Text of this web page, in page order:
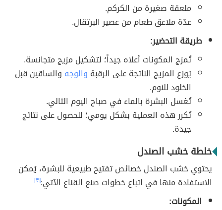
ملعقة صغيرة من الكركم.
عدّة ملاعق طعام من عصير البرتقال.
طريقة التحضير:
تُمزج المكونات أعلاه جيداً؛ لتشكيل مزيج متجانسة.
يُوزع المزيج الناتجة على الرقبة والوجه والساقين قبل
الخلود للنوم.
تُغسل البشرة بالماء في صباح اليوم التالي.
تُكرر هذه العملية بشكل يومي؛ للحصول على نتائج
جيدة.
خلطة خشب الصندل
يحتوي خشب الصندل خصائص تفتيح طبيعية للبشرة، يُمكن
الاستفادة منها في اتباع خطوات صنع القناع الآتي:[٣]
المكونات: